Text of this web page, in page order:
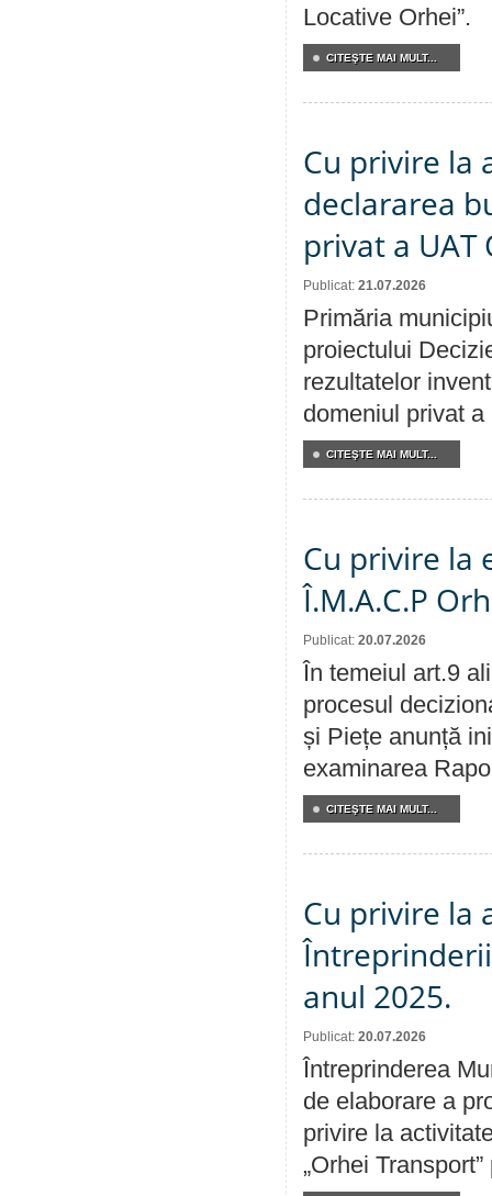
Locative Orhei”.
CITEŞTE MAI MULT...
Cu privire la
declararea
privat a UAT
Publicat: 21.07.2026
Primăria
proiectului
rezultatelor
domeniul privat a
CITEŞTE MAI MULT...
Cu privire la
Î.M.A.C.P
Publicat: 20.07.2026
În temeiul art.9
procesul
și Piețe anunță
examinarea
CITEŞTE MAI MULT...
Cu privire la
anul 2025.
Publicat: 20.07.2026
Întreprinderea
de elaborare a
privire la
„Orhei